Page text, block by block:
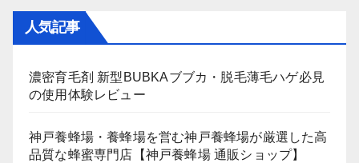
人気記事
濃密育毛剤 新型BUBKAブブカ・脱毛薄毛ハゲ必見
の使用体験レビュー
神戸養蜂場・養蜂場を営む神戸養蜂場が厳選した高
品質な蜂蜜専門店【神戸養蜂場 通販ショップ】